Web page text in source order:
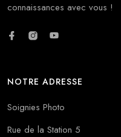
connaissances avec vous !
NOTRE ADRESSE
Soignies Photo
Rue de la Station 5